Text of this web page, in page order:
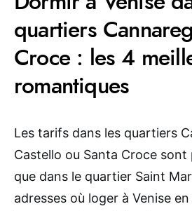
quartiers
Croce : les 4
romantiques
Les tarifs dans les quartiers
Castello ou Santa Croce sont
que dans le quartier Saint
adresses où loger à Venise